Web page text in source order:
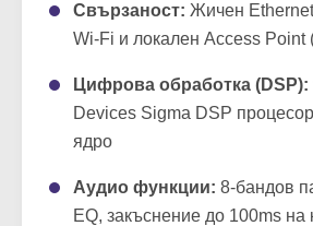
Свързаност: Жичен
Wi-Fi и локален Access Point
Цифрова обработка (DSP):
Devices Sigma DSP
ядро
Аудио функции: 8-бандов
EQ, закъснение до 100ms на